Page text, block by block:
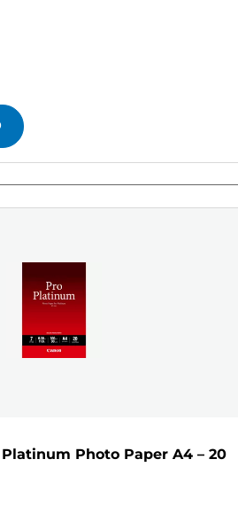
Platinum Photo Paper A4 – 20